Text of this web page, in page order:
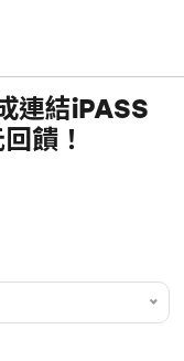
連結iPASS
饋！